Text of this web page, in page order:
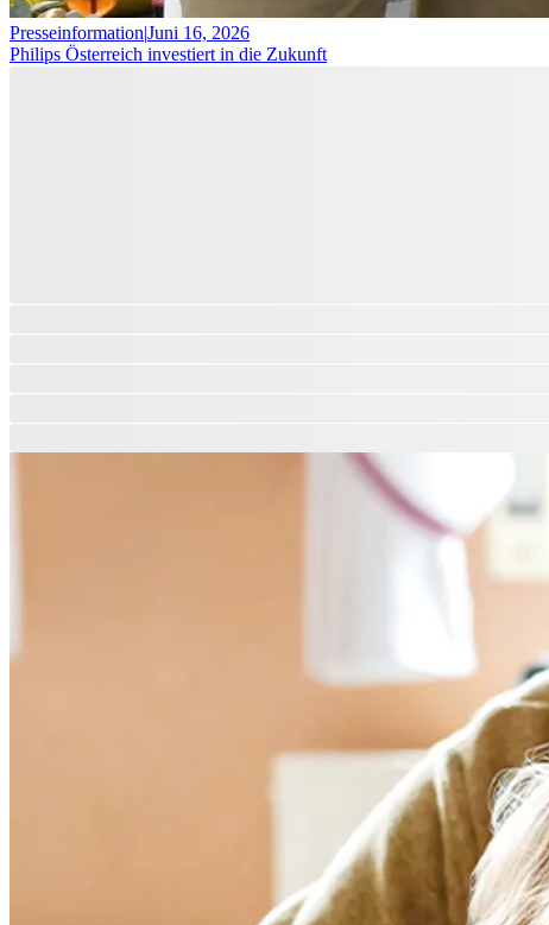
Presseinformation|Juni 16, 2026
Philips Österreich investiert in die Zukunft